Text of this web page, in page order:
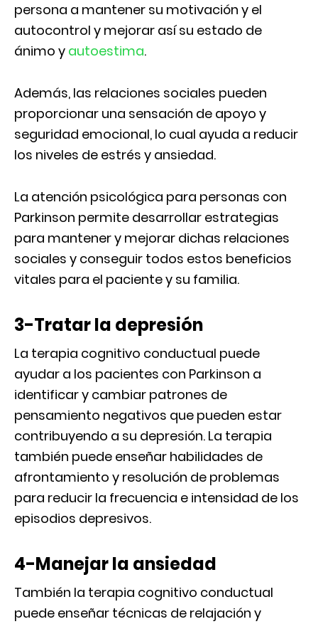
persona a mantener su motivación y el
autocontrol y mejorar así su estado de
ánimo y autoestima.
Además, las relaciones sociales pueden
proporcionar una sensación de apoyo y
seguridad emocional, lo cual ayuda a reducir
los niveles de estrés y ansiedad.
La atención psicológica para personas con
Parkinson permite desarrollar estrategias
para mantener y mejorar dichas relaciones
sociales y conseguir todos estos beneficios
vitales para el paciente y su familia.
3-Tratar la depresión
La terapia cognitivo conductual puede
ayudar a los pacientes con Parkinson a
identificar y cambiar patrones de
pensamiento negativos que pueden estar
contribuyendo a su depresión. La terapia
también puede enseñar habilidades de
afrontamiento y resolución de problemas
para reducir la frecuencia e intensidad de los
episodios depresivos.
4-Manejar la ansiedad
También la terapia cognitivo conductual
puede enseñar técnicas de relajación y